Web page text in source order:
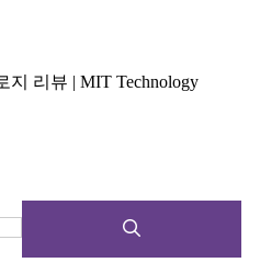
지 리뷰 | MIT Technology